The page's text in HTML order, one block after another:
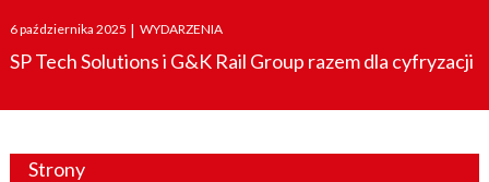
Posted
on
6 października 2025 | WYDARZENIA
SP Tech Solutions i G&K Rail Group razem dla cyfryzacji
Strony